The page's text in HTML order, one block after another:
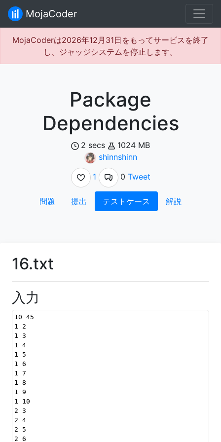
MojaCoder
MojaCoderは2026年12月31日をもってサービスを終了
し、ジャッジシステムを停止します。
Package
Dependencies
2 secs
1024 MB
shinnshinn
1
0 Tweet
問題 提出 テストケース 解説
16.txt
入力
10 45
1 2
1 3
1 4
1 5
1 6
1 7
1 8
1 9
1 10
2 3
2 4
2 5
2 6